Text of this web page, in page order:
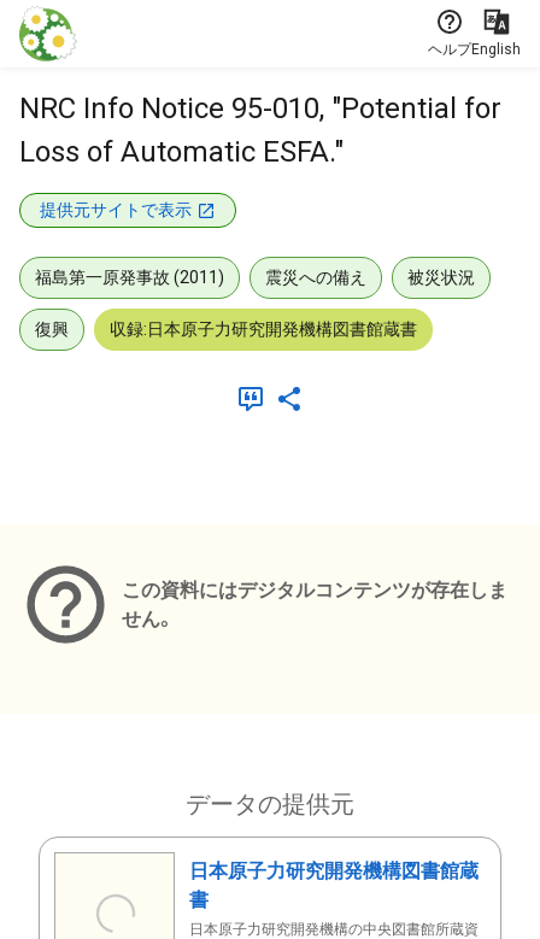
本文に飛ぶ
ヘルプEnglish
NRC Info Notice 95-010, "Potential for
Loss of Automatic ESFA."
提供元サイトで表示
福島第一原発事故 (2011) 震災への備え 被災状況
復興 収録:日本原子力研究開発機構図書館蔵書
この資料にはデジタルコンテンツが存在しま
せん。
データの提供元
日本原子力研究開発機構図書館蔵
書
日本原子力研究開発機構の中央図書館所蔵資